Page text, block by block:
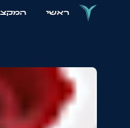
ראשי